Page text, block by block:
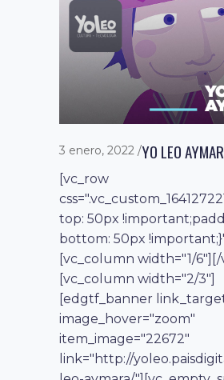
3 enero, 2022 YO LEO
[vc_row
top: 50px
bottom: 50px
[vc_column width="1/
[vc_column width="2/3"]
[edgtf_banner
image_hover="zoom"
item_image="22672"
link="http://